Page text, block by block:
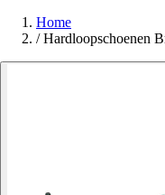
Home
/ Hardloopschoenen